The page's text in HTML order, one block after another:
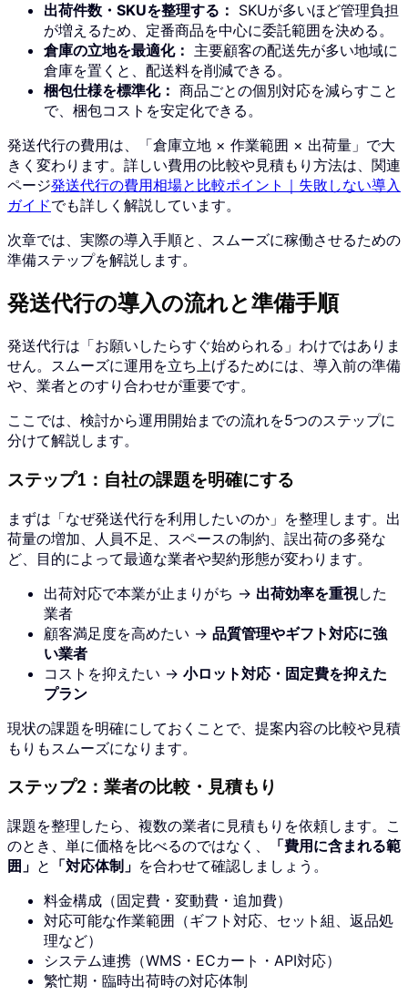
出荷件数・SKUを整理する： SKUが多いほど管理負担
が増えるため、定番商品を中心に委託範囲を決める。
倉庫の立地を最適化： 主要顧客の配送先が多い地域に
倉庫を置くと、配送料を削減できる。
梱包仕様を標準化： 商品ごとの個別対応を減らすこと
で、梱包コストを安定化できる。
発送代行の費用は、「倉庫立地 × 作業範囲 × 出荷量」で大
きく変わります。詳しい費用の比較や見積もり方法は、関連
ページ発送代行の費用相場と比較ポイント｜失敗しない導入
ガイドでも詳しく解説しています。
次章では、実際の導入手順と、スムーズに稼働させるための
準備ステップを解説します。
発送代行の導入の流れと準備手順
発送代行は「お願いしたらすぐ始められる」わけではありま
せん。スムーズに運用を立ち上げるためには、導入前の準備
や、業者とのすり合わせが重要です。
ここでは、検討から運用開始までの流れを5つのステップに
分けて解説します。
ステップ1：自社の課題を明確にする
まずは「なぜ発送代行を利用したいのか」を整理します。出
荷量の増加、人員不足、スペースの制約、誤出荷の多発な
ど、目的によって最適な業者や契約形態が変わります。
出荷対応で本業が止まりがち → 出荷効率を重視した
業者
顧客満足度を高めたい → 品質管理やギフト対応に強
い業者
コストを抑えたい → 小ロット対応・固定費を抑えた
プラン
現状の課題を明確にしておくことで、提案内容の比較や見積
もりもスムーズになります。
ステップ2：業者の比較・見積もり
課題を整理したら、複数の業者に見積もりを依頼します。こ
のとき、単に価格を比べるのではなく、
「費用に含まれる範
囲」 と 「対応体制」 を合わせて確認しましょう。
料金構成（固定費・変動費・追加費）
対応可能な作業範囲（ギフト対応、セット組、返品処
理など）
システム連携（WMS・ECカート・API対応）
繁忙期・臨時出荷時の対応体制